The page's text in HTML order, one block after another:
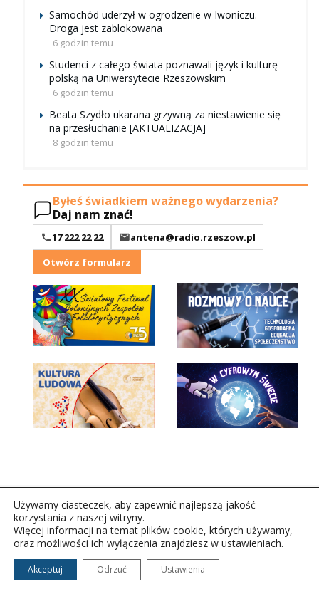
Samochód uderzył w ogrodzenie w Iwoniczu.
Droga jest zablokowana
6 godzin temu
Studenci z całego świata poznawali język i kulturę
polską na Uniwersytecie Rzeszowskim
6 godzin temu
Beata Szydło ukarana grzywną za niestawienie się
na przesłuchanie [AKTUALIZACJA]
8 godzin temu
Byłeś świadkiem ważnego wydarzenia?
Daj nam znać!
17 222 22 22
antena@radio.rzeszow.pl
Otwórz formularz
Copyright © 2026Polskie Radio Rzeszów S.A. w likwidacj.
Wszelkie prawa zastrzeżone.
Używamy ciasteczek, aby zapewnić najlepszą jakość
korzystania z naszej witryny.
Więcej informacji na temat plików cookie, których używamy,
oraz możliwości ich wyłączenia znajdziesz w ustawieniach.
Akceptuj Odrzuć Ustawienia